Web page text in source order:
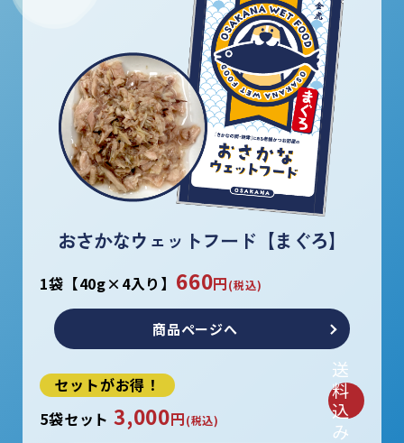
おさかなウェットフード【まぐろ】
1袋【40g×4入り】 660円(税込)
商品ページへ
セットがお得！
5袋セット 3,000円(税込)
送
料
込
み